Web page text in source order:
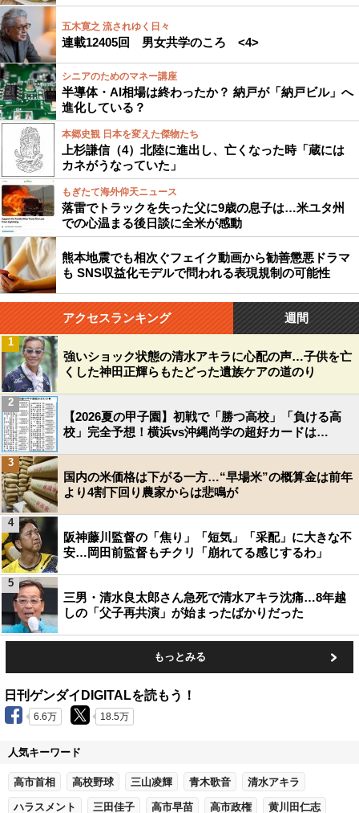
五木寛之 流されゆく日々
連載12405回 男女共学のころ <4>
シニアのためのマネー講座
半導体・AI相場は終わったか？ 納戸が「納戸ビル」へ
進化している？
本郷史観 日本を変えた傑物たち
上杉謙信（4）北陸に進出し、亡くなった時「蔵には
カネがうなっていた」
もぎたて海外仰天ニュース
落雷でトラックを失った父に9歳の息子は…米ユタ州
での心温まる後日談に全米が感動
熊本地震でも相次ぐフェイク動画から勧善懲悪ドラマ
も SNS収益化モデルで問われる表現規制の可能性
アクセスランキング 週間
強いショック状態の清水アキラに心配の声…子供を亡
くした神田正輝らもたどった遺族ケアの道のり
1
【2026夏の甲子園】初戦で「勝つ高校」「負ける高
校」完全予想！横浜vs沖縄尚学の超好カードは…
2
国内の米価格は下がる一方…“早場米”の概算金は前年
より4割下回り農家からは悲鳴が
3
阪神藤川監督の「焦り」「短気」「采配」に大きな不
安…岡田前監督もチクリ「崩れてる感じするわ」
4
三男・清水良太郎さん急死で清水アキラ沈痛…8年越
しの「父子再共演」が始まったばかりだった
5
もっとみる
日刊ゲンダイDIGITALを読もう！
6.6万 18.5万
人気キーワード
高市首相 高校野球 三山凌輝 青木歌音 清水アキラ
ハラスメント 三田佳子 高市早苗 高市政権 黄川田仁志